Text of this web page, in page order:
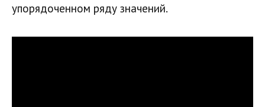
упорядоченном ряду значений.